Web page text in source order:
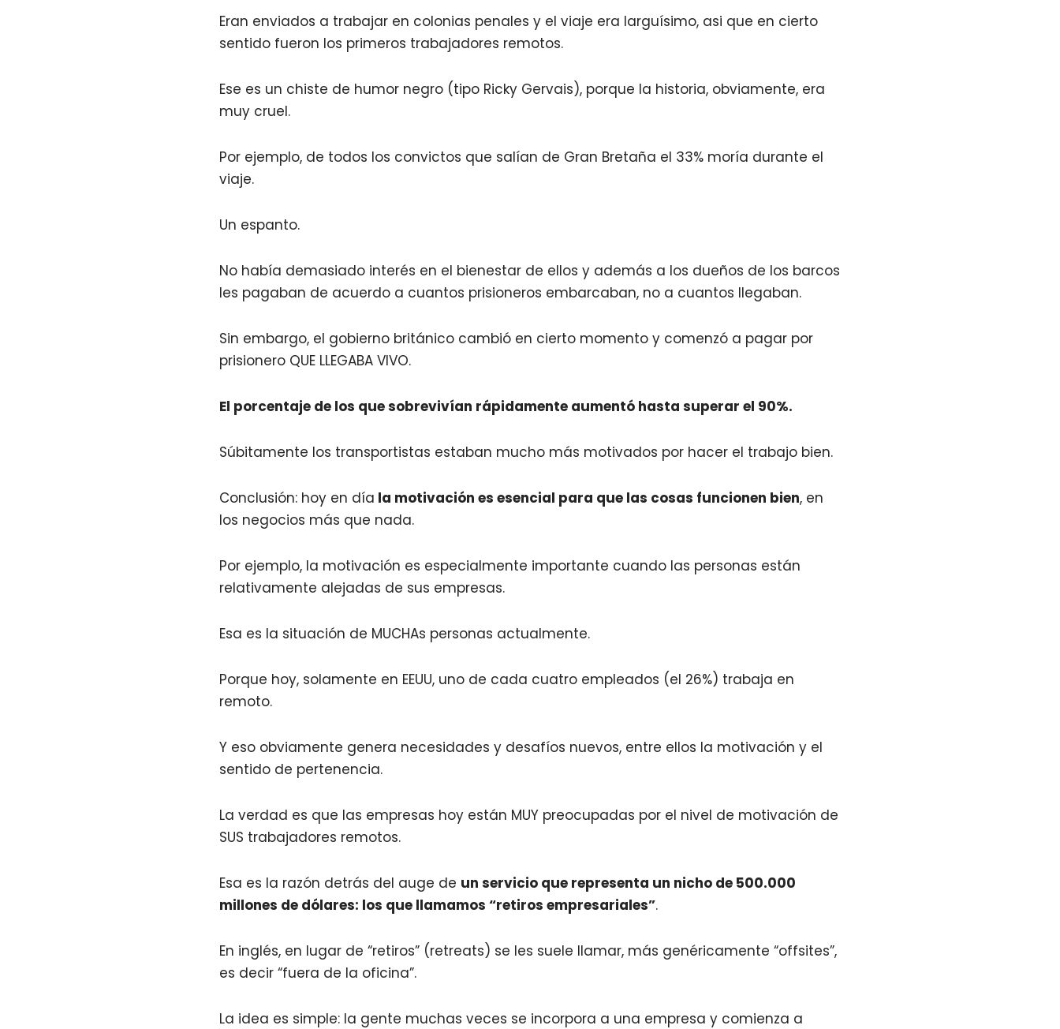
Eran enviados a trabajar en colonias penales y el viaje era larguísimo, asi que en cierto
sentido fueron los primeros trabajadores remotos.
Ese es un chiste de humor negro (tipo Ricky Gervais), porque la historia, obviamente, era
muy cruel.
Por ejemplo, de todos los convictos que salían de Gran Bretaña el 33% moría durante el
viaje.
Un espanto.
No había demasiado interés en el bienestar de ellos y además a los dueños de los barcos
les pagaban de acuerdo a cuantos prisioneros embarcaban, no a cuantos llegaban.
Sin embargo, el gobierno británico cambió en cierto momento y comenzó a pagar por
prisionero QUE LLEGABA VIVO.
El porcentaje de los que sobrevivían rápidamente aumentó hasta superar el 90%.
Súbitamente los transportistas estaban mucho más motivados por hacer el trabajo bien.
Conclusión: hoy en día la motivación es esencial para que las cosas funcionen bien, en
los negocios más que nada.
Por ejemplo, la motivación es especialmente importante cuando las personas están
relativamente alejadas de sus empresas.
Esa es la situación de MUCHAs personas actualmente.
Porque hoy, solamente en EEUU, uno de cada cuatro empleados (el 26%) trabaja en
remoto.
Y eso obviamente genera necesidades y desafíos nuevos, entre ellos la motivación y el
sentido de pertenencia.
La verdad es que las empresas hoy están MUY preocupadas por el nivel de motivación de
SUS trabajadores remotos.
Esa es la razón detrás del auge de un servicio que representa un nicho de 500.000
millones de dólares: los que llamamos “retiros empresariales”.
En inglés, en lugar de “retiros” (retreats) se les suele llamar, más genéricamente “offsites”,
es decir “fuera de la oficina”.
La idea es simple: la gente muchas veces se incorpora a una empresa y comienza a